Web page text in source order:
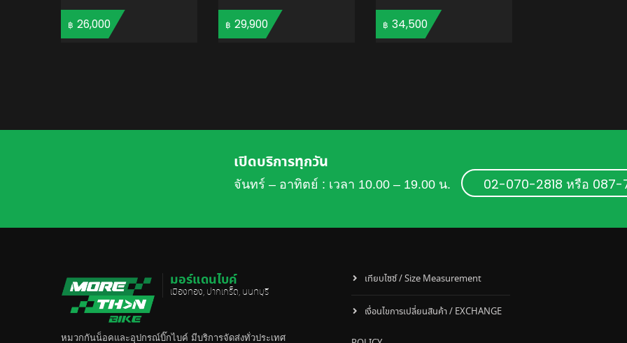
฿ 26,000 ฿ 29,900 ฿ 34,500
เปิดบริการทุกวัน
จันทร์ – อาทิตย์ : เวลา 10.00 – 19.00 น. 02-070-2818 หรือ
มอร์แดนไบค์
เมืองทอง, ปากเกร็ด, นนทบุรี
หมวกกันน็อคและอุปกรณ์บิ๊กไบค์ มีบริการจัดส่งทั่วประเทศ
เทียบไซซ์ / Size Measurement
เงื่อนไขการเปลี่ยนสินค้า / EXCHANGE